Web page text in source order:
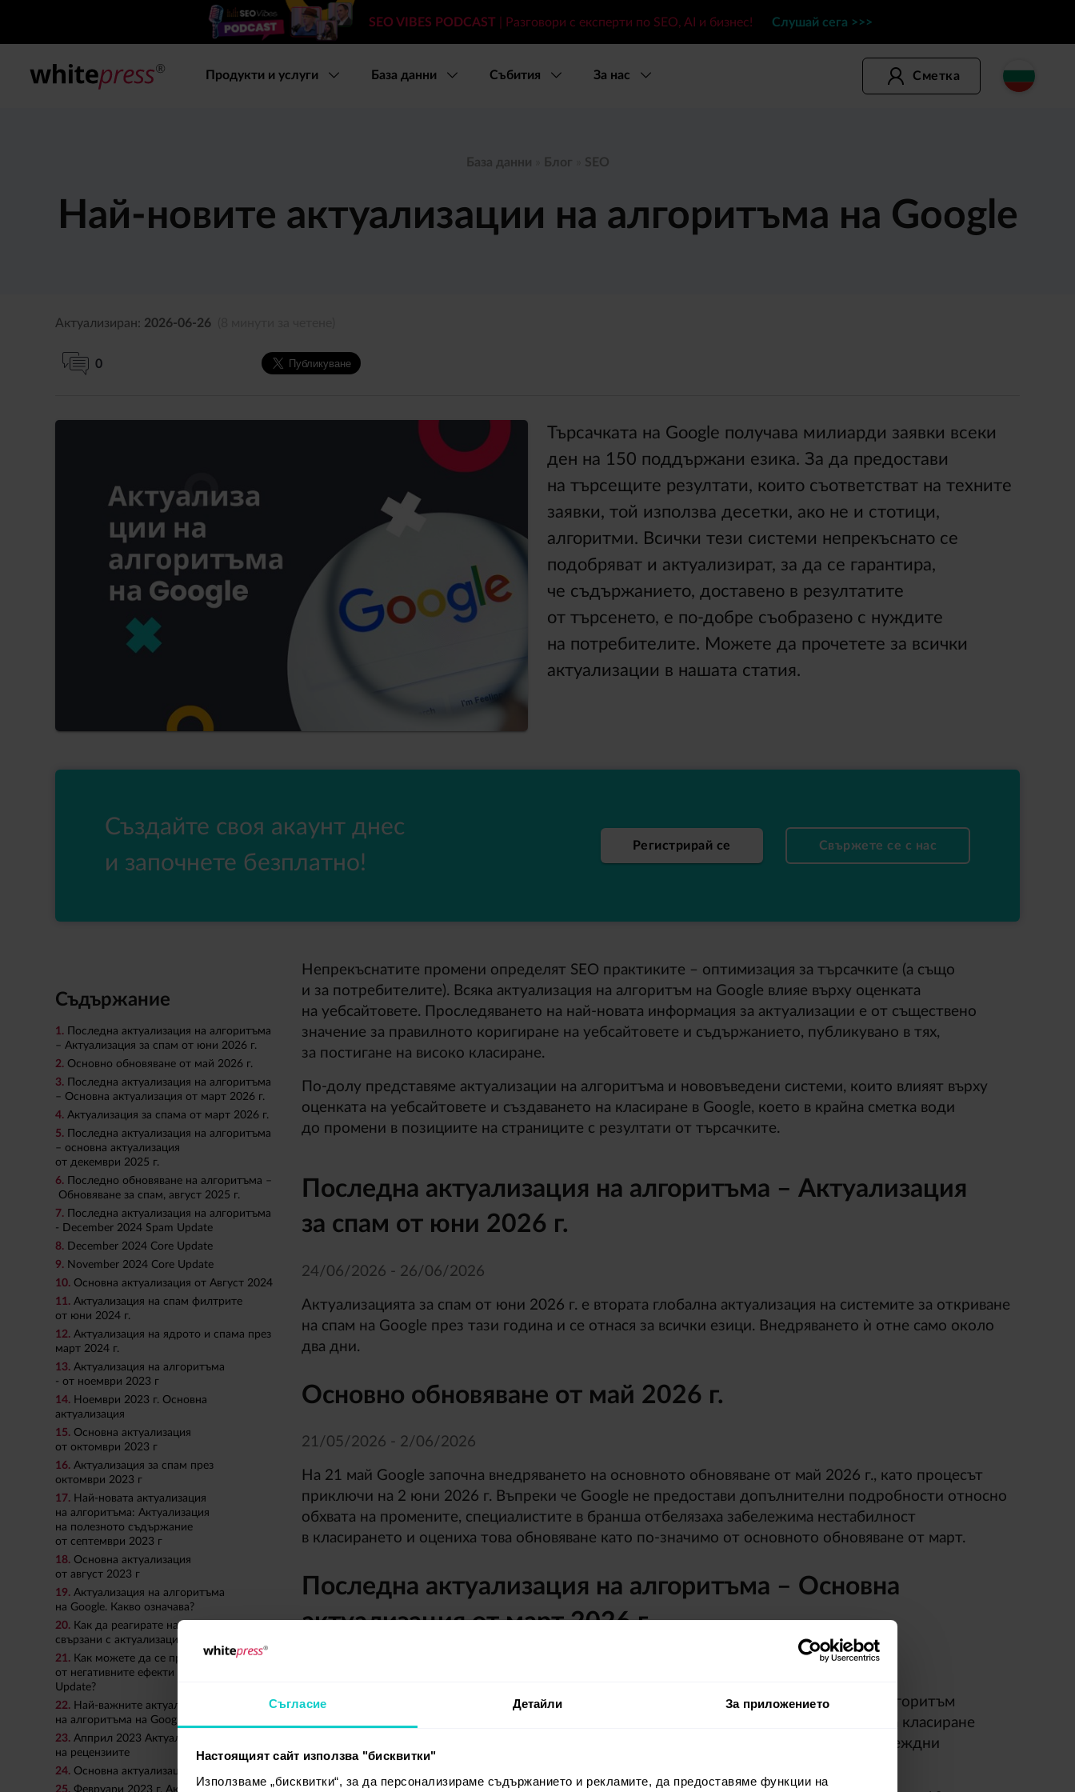
Съгласие Детайли За приложението
Настоящият сайт използва "бисквитки"
Използваме „бисквитки“, за да персонализираме съдържанието и рекламите, да предоставяме функции на
SEO VIBES PODCAST | Разговори с експерти по SEO, AI и бизнес! Слушай сега >>>
Продукти и услуги База данни Събития За нас Сметка
База данни Блог SEO
Най-новите актуализации на алгоритъма на Google
Актуализиран: 2026-06-26
0
Търсачката на Google получава милиарди заявки всеки
ден на 150 поддържани езика. За да предостави
на търсещите резултати, които съответстват на техните
заявки, той използва десетки, ако не и стотици,
алгоритми. Всички тези системи непрекъснато се
подобряват и актуализират, за да се гарантира,
че съдържанието, доставено в резултатите
от търсенето, е по-добре съобразено с нуждите
на потребителите. Можете да прочетете за всички
актуализации в нашата статия.
Създайте своя акаунт днес
и започнете безплатно!
Регистрирай се Свържете се с нас
Съдържание
1. Последна актуализация на алгоритъма
– Актуализация за спам от юни 2026 г.
2. Основно обновяване от май 2026 г.
3. Последна актуализация на алгоритъма
– Основна актуализация от март 2026 г.
4. Актуализация за спама от март 2026 г.
5. Последна актуализация на алгоритъма
– основна актуализация
от декември 2025 г.
6. Последно обновяване на алгоритъма –
Обновяване за спам, август 2025 г.
7. Последна актуализация на алгоритъма
- December 2024 Spam Update
8. December 2024 Core Update
9. November 2024 Core Update
10. Основна актуализация от Август 2024
11. Актуализация на спам филтрите
от юни 2024 г.
12. Актуализация на ядрото и спама през
март 2024 г.
13. Aктуализация на алгоритъма
- от ноември 2023 г
14. Ноември 2023 г. Основна
актуализация
15. Основна актуализация
от октомври 2023 г
16. Актуализация за спам през
октомври 2023 г
17. Най-новата актуализация
на алгоритъма: Актуализация
на полезното съдържание
от септември 2023 г
18. Основна актуализация
от август 2023 г
19. Актуализация на алгоритъма
на Google. Какво означава?
20. Как да реагирате на спадове,
свързани с актуализация на алгоритъм?
21. Как можете да се предпазите
от негативните ефекти на Google Core
Update?
22. Най-важните актуализации
на алгоритъма на Google
23. Апприл 2023 Актуализация
на рецензиите
24. Основна актуализация от март 2023 г
25. Февруари 2023 г. Актуализация
Непрекъснатите промени определят SEO практиките – оптимизация за търсачките (а също
и за потребителите). Всяка актуализация на алгоритъм на Google влияе върху оценката
на уебсайтовете. Проследяването на най-новата информация за актуализации е от съществено
значение за правилното коригиране на уебсайтовете и съдържанието, публикувано в тях,
за постигане на високо класиране.
По-долу представяме актуализации на алгоритъма и нововъведени системи, които влияят върху
оценката на уебсайтовете и създаването на класиране в Google, което в крайна сметка води
до промени в позициите на страниците с резултати от търсачките.
Последна актуализация на алгоритъма – Актуализация
за спам от юни 2026 г.
24/06/2026 - 26/06/2026
Актуализацията за спам от юни 2026 г. е втората глобална актуализация на системите за откриване
на спам на Google през тази година и се отнася за всички езици. Внедряването ѝ отне само около
два дни.
Основно обновяване от май 2026 г.
21/05/2026 - 2/06/2026
На 21 май Google започна внедряването на основното обновяване от май 2026 г., като процесът
приключи на 2 юни 2026 г. Въпреки че Google не предостави допълнителни подробности относно
обхвата на промените, специалистите в бранша отбелязаха забележима нестабилност
в класирането и оцениха това обновяване като по-значимо от основното обновяване от март.
Последна актуализация на алгоритъма – Основна
актуализация от март 2026 г.
На 27 март Google обяви поредното обновяване, което този път засяга основния алгоритъм
на компанията. Core Update представлява мащабна промяна в основните системи за класиране
на Google. Целта му е да извежда на преден план резултати, които са полезни, надеждни
и съответстващи на търсенията на потребителите.